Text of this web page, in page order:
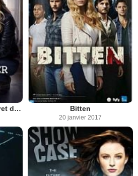
Vérités cachées : le secret de Lily Bitten
20 janvier 2017